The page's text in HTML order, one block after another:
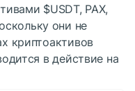
$USDT, PAX,
они не
криптоактивов
в действие на